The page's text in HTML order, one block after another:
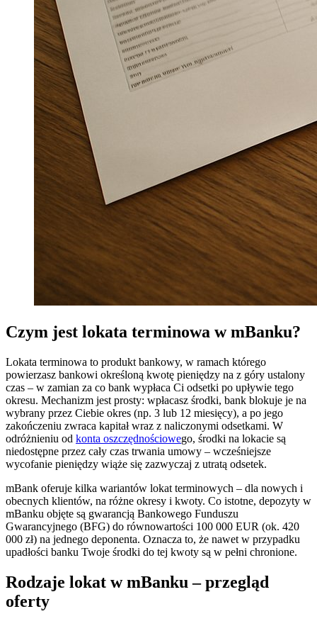
Czym jest lokata terminowa w mBanku?
Lokata terminowa to produkt bankowy, w ramach którego
powierzasz bankowi określoną kwotę pieniędzy na z góry ustalony
czas – w zamian za co bank wypłaca Ci odsetki po upływie tego
okresu. Mechanizm jest prosty: wpłacasz środki, bank blokuje je na
wybrany przez Ciebie okres (np. 3 lub 12 miesięcy), a po jego
zakończeniu zwraca kapitał wraz z naliczonymi odsetkami. W
odróżnieniu od konta oszczędnościowego, środki na lokacie są
niedostępne przez cały czas trwania umowy – wcześniejsze
wycofanie pieniędzy wiąże się zazwyczaj z utratą odsetek.
mBank oferuje kilka wariantów lokat terminowych – dla nowych i
obecnych klientów, na różne okresy i kwoty. Co istotne, depozyty w
mBanku objęte są gwarancją Bankowego Funduszu
Gwarancyjnego (BFG) do równowartości 100 000 EUR (ok. 420
000 zł) na jednego deponenta. Oznacza to, że nawet w przypadku
upadłości banku Twoje środki do tej kwoty są w pełni chronione.
Rodzaje lokat w mBanku – przegląd
oferty